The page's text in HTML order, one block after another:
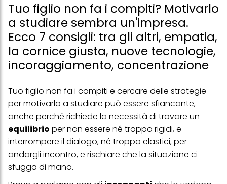
Tuo figlio non fa i compiti? Motivarlo
a studiare sembra un'impresa.
Ecco 7 consigli: tra gli altri, empatia,
la cornice giusta, nuove tecnologie,
incoraggiamento, concentrazione
Tuo figlio non fa i compiti e cercare delle strategie
per motivarlo a studiare può essere sfiancante,
anche perché richiede la necessità di trovare un
equilibrio per non essere né troppo rigidi, e
interrompere il dialogo, né troppo elastici, per
andargli incontro, e rischiare che la situazione ci
sfugga di mano.